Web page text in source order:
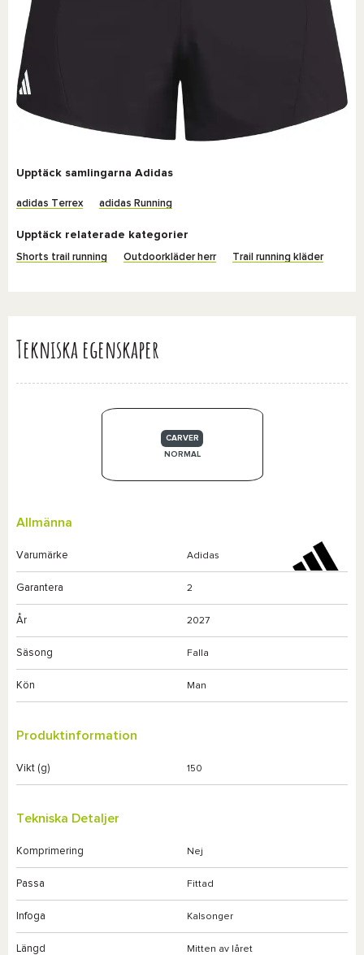
Upptäck samlingarna Adidas
adidas Terrex adidas Running
Upptäck relaterade kategorier
Shorts trail running Outdoorkläder herr Trail running kläder
Tekniska egenskaper
CARVER
NORMAL
Allmänna
Varumärke Adidas
Garantera 2
År 2027
Säsong Falla
Kön Man
Produktinformation
Vikt (g) 150
Tekniska Detaljer
Komprimering Nej
Passa Fittad
Infoga Kalsonger
Längd Mitten av låret